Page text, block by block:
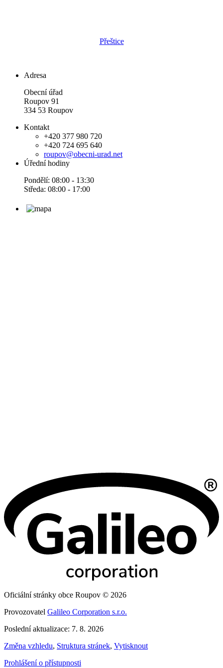
Přeštice
Adresa
Obecní úřad
Roupov 91
334 53 Roupov
Kontakt
+420 377 980 720
+420 724 695 640
roupov@obecni-urad.net
Úřední hodiny
Pondělí: 08:00 - 13:30
Středa: 08:00 - 17:00
Oficiální stránky obce Roupov © 2026
Provozovatel Galileo Corporation s.r.o.
Poslední aktualizace: 7. 8. 2026
Změna vzhledu, Struktura stránek, Vytisknout
Prohlášení o přístupnosti